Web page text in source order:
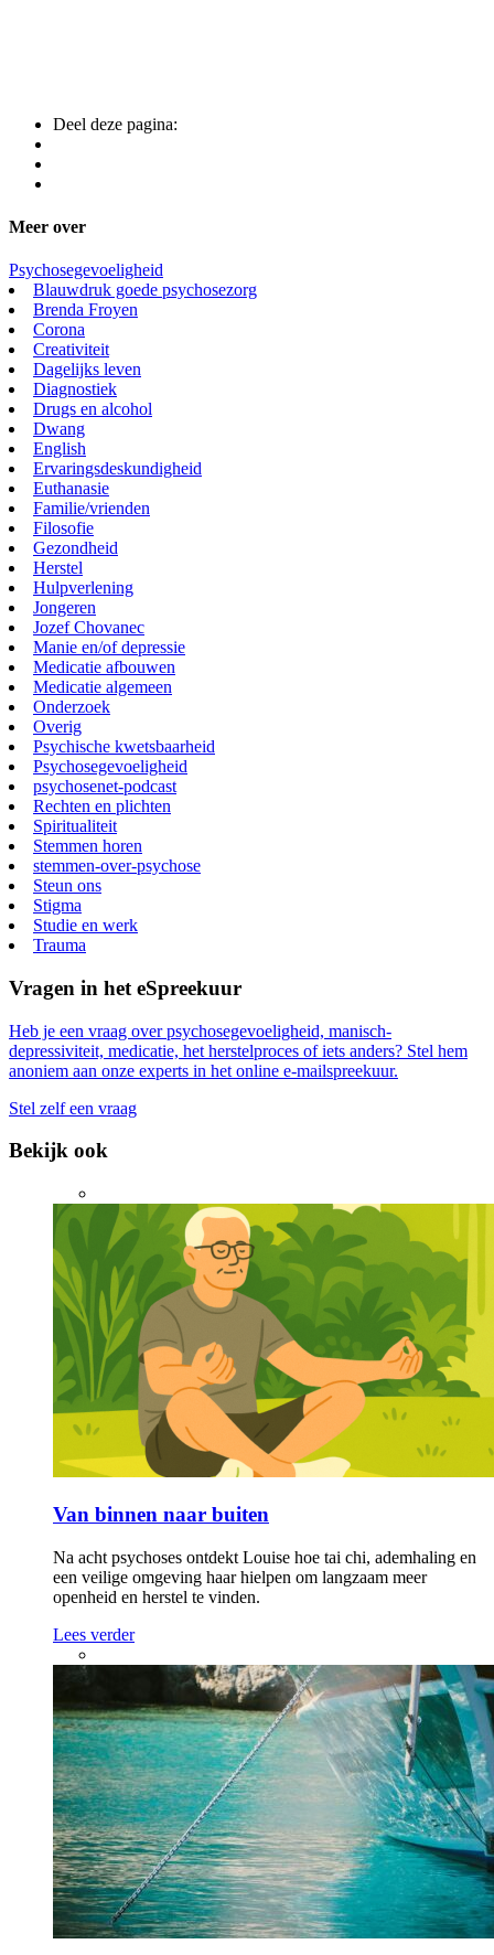
Deel deze pagina:
Meer over
Psychosegevoeligheid
Blauwdruk goede psychosezorg
Brenda Froyen
Corona
Creativiteit
Dagelijks leven
Diagnostiek
Drugs en alcohol
Dwang
English
Ervaringsdeskundigheid
Euthanasie
Familie/vrienden
Filosofie
Gezondheid
Herstel
Hulpverlening
Jongeren
Jozef Chovanec
Manie en/of depressie
Medicatie afbouwen
Medicatie algemeen
Onderzoek
Overig
Psychische kwetsbaarheid
Psychosegevoeligheid
psychosenet-podcast
Rechten en plichten
Spiritualiteit
Stemmen horen
stemmen-over-psychose
Steun ons
Stigma
Studie en werk
Trauma
Vragen in het eSpreekuur
Heb je een vraag over psychosegevoeligheid, manisch-
depressiviteit, medicatie, het herstelproces of iets anders? Stel hem
anoniem aan onze experts in het online e-mailspreekuur.
Stel zelf een vraag
Bekijk ook
Van binnen naar buiten
Na acht psychoses ontdekt Louise hoe tai chi, ademhaling en
een veilige omgeving haar hielpen om langzaam meer
openheid en herstel te vinden.
Lees verder